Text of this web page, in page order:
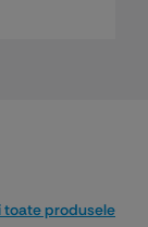
toate produsele